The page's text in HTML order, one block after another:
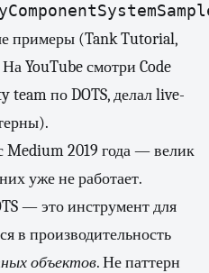
примеры (Tank Tutorial,
YouTube смотри Code
по DOTS, делал live-
Medium 2019 года — велик
уже не работает.
— это инструмент для
в производительность
объектов. Не паттерн